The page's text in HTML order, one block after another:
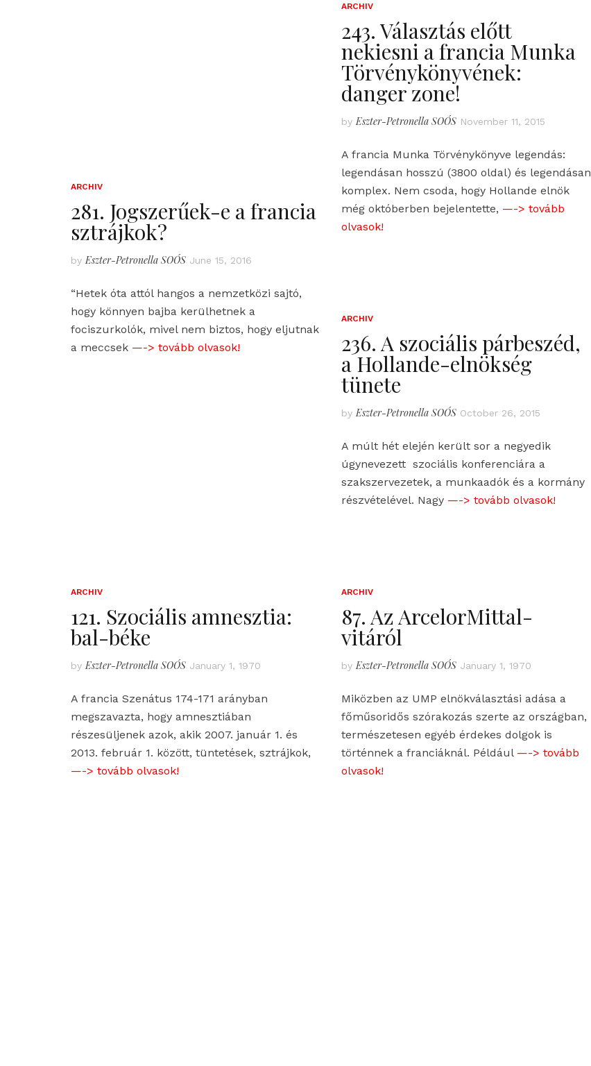
ARCHIV
281. Jogszerűek-e a francia
sztrájkok?
by Eszter-Petronella SOÓS June 15, 2016
“Hetek óta attól hangos a nemzetközi sajtó,
hogy könnyen bajba kerülhetnek a
fociszurkolók, mivel nem biztos, hogy eljutnak
a meccsek —-> tovább olvasok!
ARCHIV
243. Választás előtt
nekiesni a francia Munka
Törvénykönyvének:
danger zone!
by Eszter-Petronella SOÓS November 11, 2015
A francia Munka Törvénykönyve legendás:
legendásan hosszú (3800 oldal) és legendásan
komplex. Nem csoda, hogy Hollande elnök
még októberben bejelentette, —-> tovább
olvasok!
ARCHIV
236. A szociális párbeszéd,
a Hollande-elnökség
tünete
by Eszter-Petronella SOÓS October 26, 2015
A múlt hét elején került sor a negyedik
úgynevezett szociális konferenciára a
szakszervezetek, a munkaadók és a kormány
részvételével. Nagy —-> tovább olvasok!
ARCHIV
121. Szociális amnesztia:
bal-béke
by Eszter-Petronella SOÓS January 1, 1970
A francia Szenátus 174-171 arányban
megszavazta, hogy amnesztiában
részesüljenek azok, akik 2007. január 1. és
2013. február 1. között, tüntetések, sztrájkok,
—-> tovább olvasok!
ARCHIV
87. Az ArcelorMittal-
vitáról
by Eszter-Petronella SOÓS January 1, 1970
Miközben az UMP elnökválasztási adása a
főműsoridős szórakozás szerte az országban,
természetesen egyéb érdekes dolgok is
történnek a franciáknál. Például —-> tovább
olvasok!